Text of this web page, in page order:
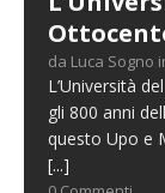
da Luca Sogno
L’Università
gli 800 anni
questo Upo e
[...]